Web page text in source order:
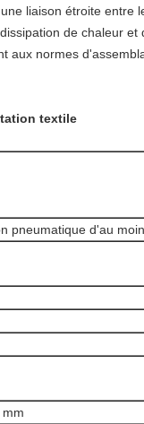
liaison étroite entre
de chaleur
aux normes
textile
pneumatique d'au